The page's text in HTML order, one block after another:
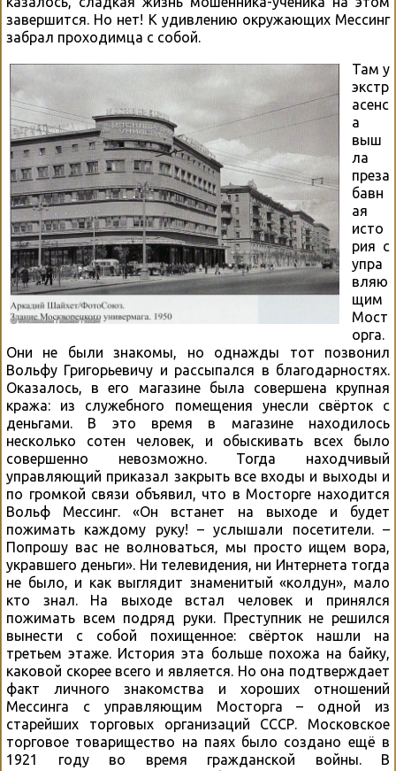
завершится. Но нет! К удивлению окружающих Мессинг
забрал проходимца с собой.
Там у
экстр
асенс
а
выш
ла
преза
бавн
ая
исто
рия с
упра
вляю
щим
Мост
орга.
Они не были знакомы, но однажды тот позвонил
Вольфу Григорьевичу и рассыпался в благодарностях.
Оказалось, в его магазине была совершена крупная
кража: из служебного помещения унесли свёрток с
деньгами. В это время в магазине находилось
несколько сотен человек, и обыскивать всех было
совершенно невозможно. Тогда находчивый
управляющий приказал закрыть все входы и выходы и
по громкой связи объявил, что в Мосторге находится
Вольф Мессинг. «Он встанет на выходе и будет
пожимать каждому руку! – услышали посетители. –
Попрошу вас не волноваться, мы просто ищем вора,
укравшего деньги». Ни телевидения, ни Интернета тогда
не было, и как выглядит знаменитый «колдун», мало
кто знал. На выходе встал человек и принялся
пожимать всем подряд руки. Преступник не решился
вынести с собой похищенное: свёрток нашли на
третьем этаже. История эта больше похожа на байку,
каковой скорее всего и является. Но она подтверждает
факт личного знакомства и хороших отношений
Мессинга с управляющим Мосторга – одной из
старейших торговых организаций СССР. Московское
торговое товарищество на паях было создано ещё в
1921 году во время гражданской войны. В